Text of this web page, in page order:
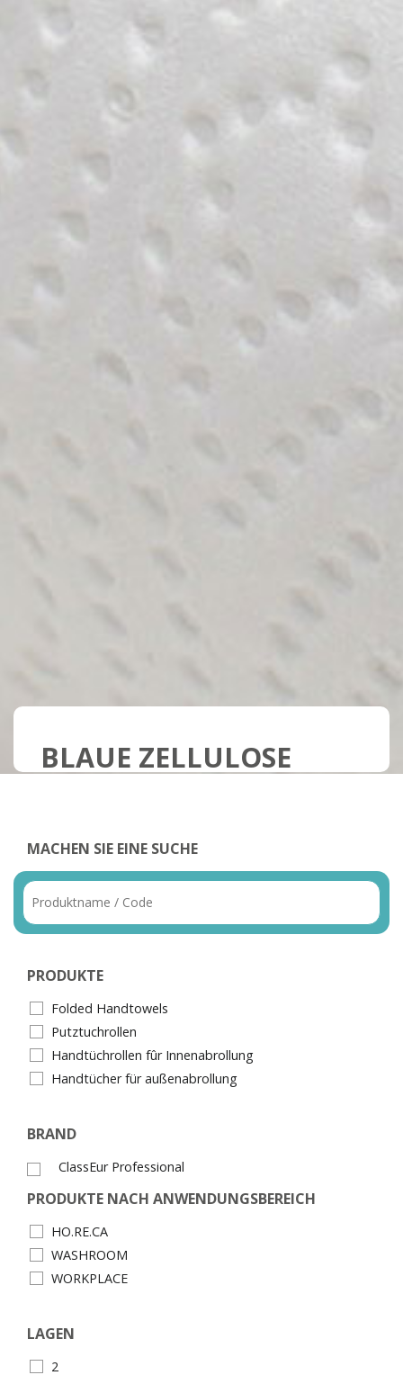
BLAUE ZELLULOSE
MACHEN SIE EINE SUCHE
PRODUKTE
Folded Handtowels
Putztuchrollen
Handtüchrollen fûr Innenabrollung
Handtücher für außenabrollung
BRAND
ClassEur Professional
PRODUKTE NACH ANWENDUNGSBEREICH
HO.RE.CA
WASHROOM
WORKPLACE
LAGEN
2